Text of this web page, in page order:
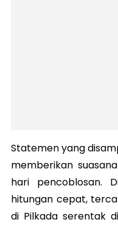
Statemen yang
memberikan
hari pencoblosan.
hitungan cepat,
di Pilkada serentak